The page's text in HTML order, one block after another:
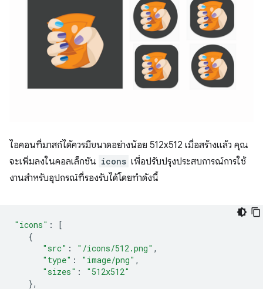
ไอคอนที่มาสก์ได้ควรมีขนาดอย่างน้อย 512x512 เมื่อสร้างแล้ว คุณ
จะเพิ่มลงในคอลเล็กชัน icons เพื่อปรับปรุงประสบการณ์การใช้
งานสำหรับอุปกรณ์ที่รองรับได้โดยทำดังนี้
"icons" :
[
{
"src" : "/icons/512.png" ,
"type" : "image/png" ,
"sizes" :
"512x512"
},